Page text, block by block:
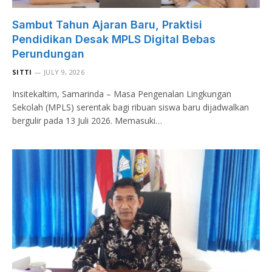
Sambut Tahun Ajaran Baru, Praktisi
Pendidikan Desak MPLS Digital Bebas
Perundungan
SITTI JULY 9, 2026
Insitekaltim, Samarinda – Masa Pengenalan Lingkungan
Sekolah (MPLS) serentak bagi ribuan siswa baru dijadwalkan
bergulir pada 13 Juli 2026. Memasuki…